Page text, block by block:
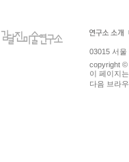
03015 서울
copyright ©
이 페이지는
다음 브라